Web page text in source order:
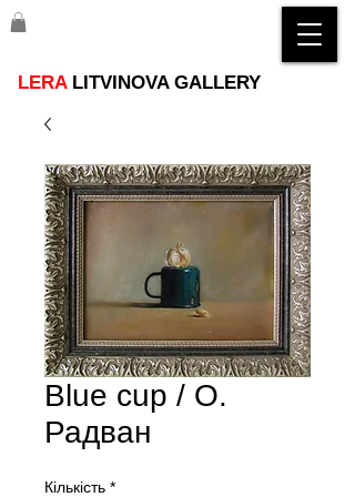
LERA LITVINOVA GALLERY
Blue cup / О.
Радван
Кількість *